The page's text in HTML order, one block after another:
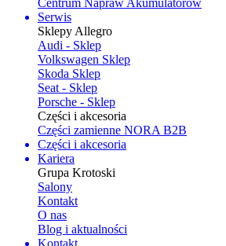
Centrum Napraw Akumulatorów
Serwis
Sklepy Allegro
Audi - Sklep
Volkswagen Sklep
Skoda Sklep
Seat - Sklep
Porsche - Sklep
Części i akcesoria
Części zamienne NORA B2B
Części i akcesoria
Kariera
Grupa Krotoski
Salony
Kontakt
O nas
Blog i aktualności
Kontakt